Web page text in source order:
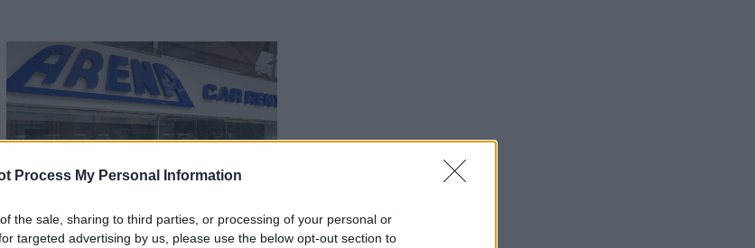
Process My Personal Information
the sale, sharing to third parties, or processing of your personal or
targeted advertising by us, please use the below opt-out section to